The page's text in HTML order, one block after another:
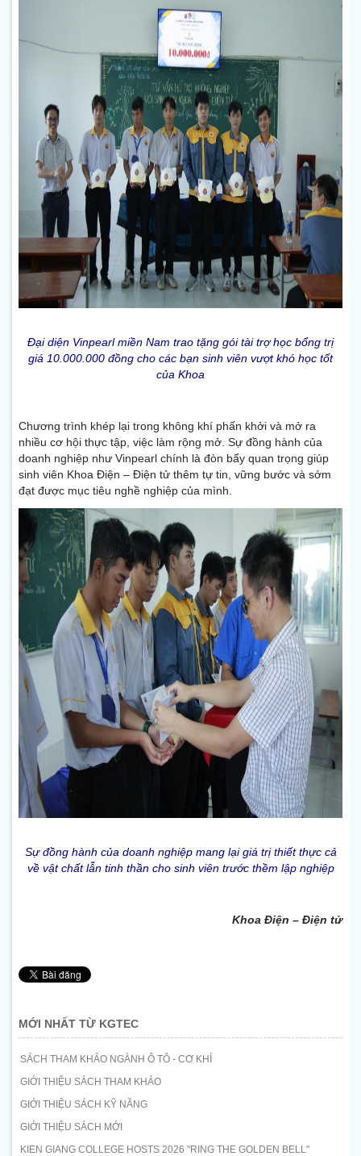
Đại diện Vinpearl miền Nam trao tặng gói tài trợ học bổng trị
giá 10.000.000 đồng cho các bạn sinh viên vượt khó học tốt
của Khoa
Chương trình khép lại trong không khí phấn khởi và mở ra
nhiều cơ hội thực tập, việc làm rộng mở. Sự đồng hành của
doanh nghiệp như Vinpearl chính là đòn bẩy quan trọng giúp
sinh viên Khoa Điện – Điện tử thêm tự tin, vững bước và sớm
đạt được mục tiêu nghề nghiệp của mình.
Sự đồng hành của doanh nghiệp mang lại giá trị thiết thực cả
về vật chất lẫn tinh thần cho sinh viên trước thềm lập nghiệp
Khoa Điện – Điện tử
MỚI NHẤT TỪ KGTEC
SÁCH THAM KHẢO NGÀNH Ô TÔ - CƠ KHÍ
GIỚI THIỆU SÁCH THAM KHẢO
GIỚI THIỆU SÁCH KỸ NĂNG
GIỚI THIỆU SÁCH MỚI
KIEN GIANG COLLEGE HOSTS 2026 "RING THE GOLDEN BELL"